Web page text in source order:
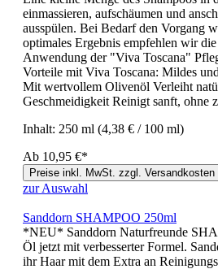
einmassieren, aufschäumen und
ausspülen. Bei Bedarf den Vorgang
optimales Ergebnis empfehlen wir die
Anwendung der "Viva Toscana"
Vorteile mit Viva Toscana: Mildes
Mit wertvollem Olivenöl Verleiht
Geschmeidigkeit Reinigt sanft, ohne
Inhalt: 250 ml (4,38 € / 100 ml)
Ab 10,95 €*
Preise inkl. MwSt. zzgl. Versandkosten
zur Auswahl
Sanddorn SHAMPOO 250ml
*NEU* Sanddorn Naturfreunde
Öl jetzt mit verbesserter Formel.
ihr Haar mit dem Extra an